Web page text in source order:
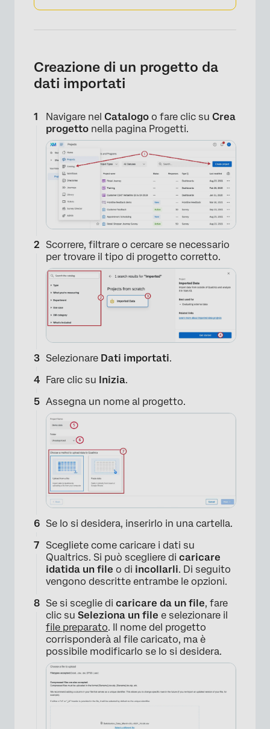
Creazione di un progetto da
dati importati
Navigare nel Catalogo o fare clic su Crea
progetto nella pagina Progetti.
Scorrere, filtrare o cercare se necessario
per trovare il tipo di progetto corretto.
Selezionare Dati importati.
Fare clic su Inizia.
Assegna un nome al progetto.
Se lo si desidera, inserirlo in una cartella.
Scegliete come caricare i dati su
Qualtrics. Si può scegliere di caricare
idatida un file o di incollarli. Di seguito
vengono descritte entrambe le opzioni.
Se si sceglie di caricare da un file, fare
clic su Seleziona un file e selezionare il
file preparato. Il nome del progetto
corrisponderà al file caricato, ma è
possibile modificarlo se lo si desidera.